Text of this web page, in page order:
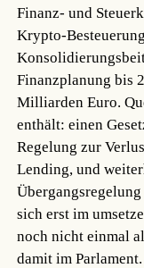
Finanz- und
Krypto-
Finanzplanung bis
Milliarden Euro.
enthält: einen
Regelung zur
Lending, und
sich erst im
noch nicht einmal
damit im